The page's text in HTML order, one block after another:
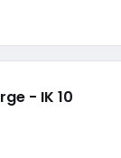
- IK 10